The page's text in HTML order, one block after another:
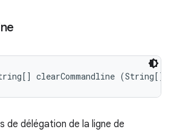
clearCommandline (String[]
de délégation de la ligne de